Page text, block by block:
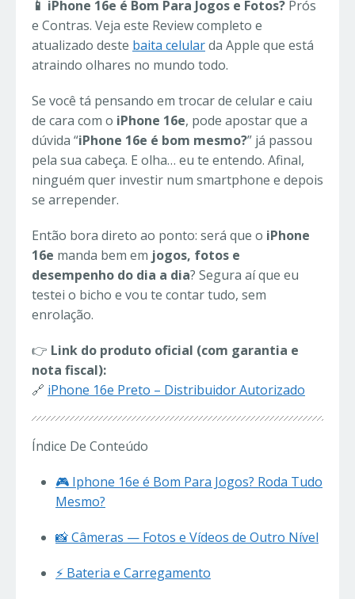
📱 iPhone 16e é Bom Para Jogos e Fotos? Prós
e Contras. Veja este Review completo e
atualizado deste baita celularda Apple que está
atraindo olhares no mundo todo.
Se você tá pensando em trocar de celular e caiu
de cara com o iPhone 16e, pode apostar que a
dúvida “iPhone 16e é bom mesmo?” já passou
pela sua cabeça. E olha… eu te entendo. Afinal,
ninguém quer investir num smartphone e depois
se arrepender.
Então bora direto ao ponto: será que o iPhone
16e manda bem em jogos, fotos e
desempenho do dia a dia? Segura aí que eu
testei o bicho e vou te contar tudo, sem
enrolação.
👉 Link do produto oficial (com garantia e
nota fiscal):
🔗 iPhone 16e Preto – Distribuidor Autorizado
Índice De Conteúdo
🎮 Iphone 16e é Bom Para Jogos? Roda Tudo
Mesmo?
📸 Câmeras — Fotos e Vídeos de Outro Nível
⚡ Bateria e Carregamento